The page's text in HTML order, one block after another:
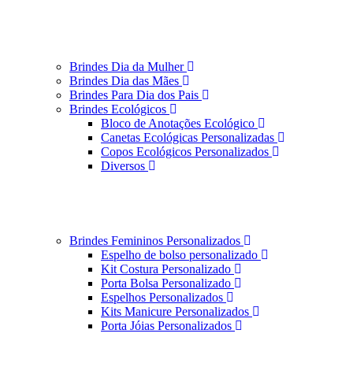
Brindes Dia da Mulher
Brindes Dia das Mães
Brindes Para Dia dos Pais
Brindes Ecológicos
Bloco de Anotações Ecológico
Canetas Ecológicas Personalizadas
Copos Ecológicos Personalizados
Diversos
Brindes Femininos Personalizados
Espelho de bolso personalizado
Kit Costura Personalizado
Porta Bolsa Personalizado
Espelhos Personalizados
Kits Manicure Personalizados
Porta Jóias Personalizados